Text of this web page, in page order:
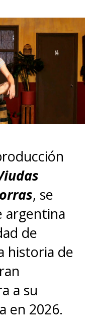
, se
argentina
de
historia de
a su
en 2026.